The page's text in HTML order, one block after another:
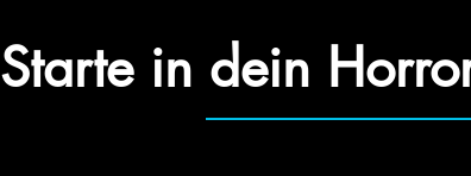
Starte in dein